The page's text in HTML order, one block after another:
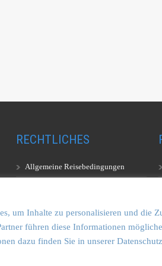
RECHTLICHES
Allgemeine Reisebedingungen
Datenschutzerklärung
um Inhalte zu personalisieren und die
führen diese Informationen
dazu finden Sie in unserer